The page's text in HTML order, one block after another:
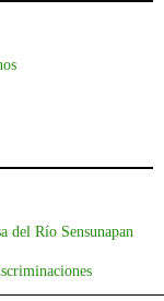
del Río Sensunapan